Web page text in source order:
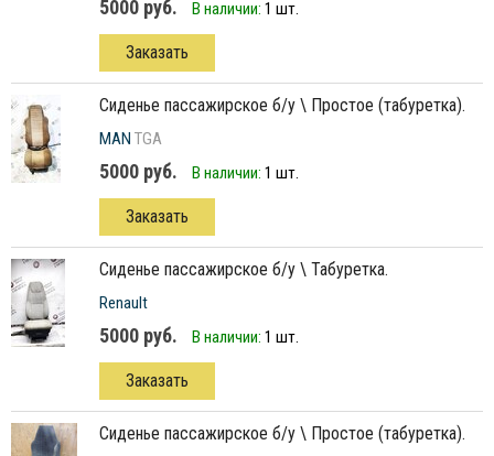
5000 руб. В наличии: 1 шт.
Заказать
сиденье пассажирское б/у \ Простое (табуретка).
MAN TGA
5000 руб. В наличии: 1 шт.
Заказать
сиденье пассажирское б/у \ Табуретка.
Renault
5000 руб. В наличии: 1 шт.
Заказать
сиденье пассажирское б/у \ Простое (табуретка).